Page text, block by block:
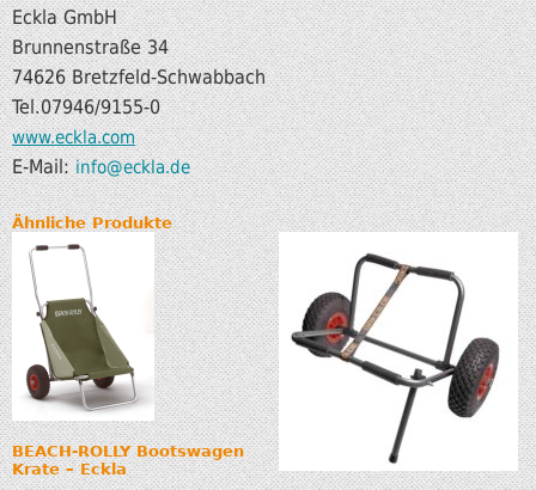
Eckla GmbH
Brunnenstraße 34
74626 Bretzfeld-Schwabbach
Tel.07946/9155-0
www.eckla.com
E-Mail:info@eckla.de
Ähnliche Produkte
BEACH-ROLLY Bootswagen
Krate – Eckla